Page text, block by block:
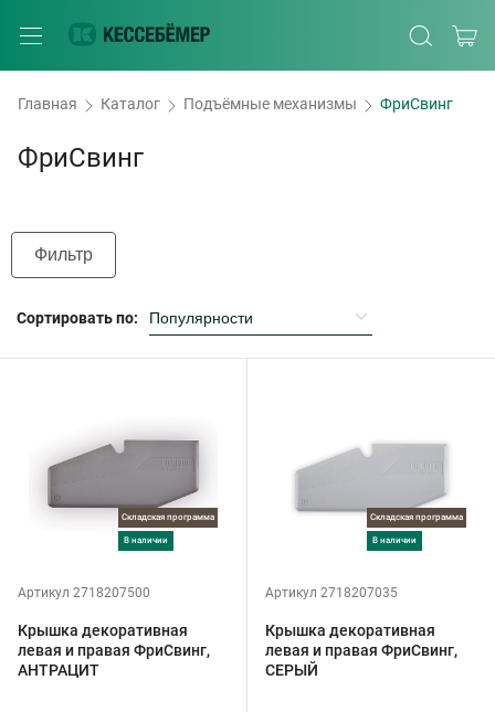
Главная Каталог Подъёмные механизмы ФриСвинг
ФриСвинг
Фильтр
Сортировать по:
Складская программа
в наличии
Артикул 2718207500
Крышка декоративная
левая и правая ФриСвинг,
АНТРАЦИТ
Складская программа
в наличии
Артикул 2718207035
Крышка декоративная
левая и правая ФриСвинг,
СЕРЫЙ